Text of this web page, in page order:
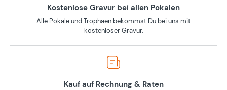
Kostenlose Gravur bei allen Pokalen
Alle Pokale und Trophäen bekommst Du bei uns mit
kostenloser Gravur.
Kauf auf Rechnung & Raten